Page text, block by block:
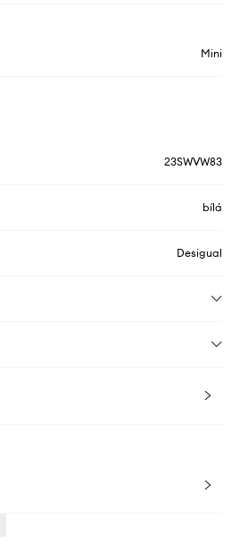
Mini
23SWVW83
bílá
Desigual